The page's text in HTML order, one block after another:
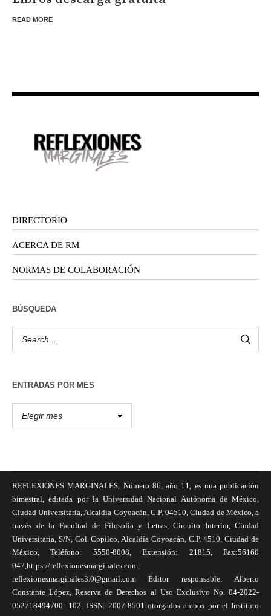
READ MORE
DIRECTORIO
ACERCA DE RM
NORMAS DE COLABORACIÓN
BÚSQUEDA
ENTRADAS POR MES
REFLEXIONES MARGINALES, Número 86, año 11, es una publicación
bimestral, editada por la Universidad Nacional Autónoma de México,
Ciudad Universitaria, Alcaldía Coyoacán, C.P. 04510, Ciudad de México, a
través de la Facultad de Filosofía y Letras, Circuito Interior, Ciudad
Universitaria, S/N, Col. Copilco, Alcaldía Coyoacán, C.P. 4510, Ciudad de
México, Teléfono: 5550-8008, Extensión: 21815, Fax:56160
047,https://reflexionesmarginales.com,
reflexionesmarginales3.0@gmail.com Editor responsable: Alberto
Constante López, Reserva de Derechos al Uso Exclusivo No. 04-2022-
052718494700- 102, ISSN: 2007-8501 otorgados ambos por el Instituto